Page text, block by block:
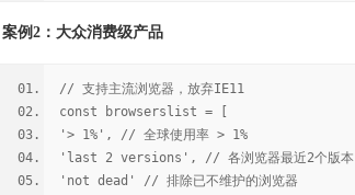
案例2：大众消费级产品
// 支持主流浏览器，放弃IE11
const browserslist = [
'> 1%', // 全球使用率 > 1%
'last 2 versions', // 各浏览器最近2个版本
'not dead' // 排除已不维护的浏览器